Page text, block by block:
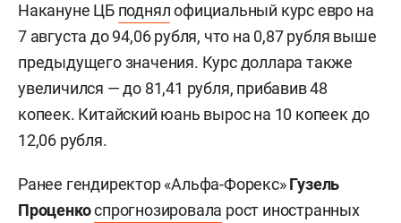
Накануне ЦБ поднялофициальный курс евро на
7 августа до 94,06 рубля, что на 0,87 рубля выше
предыдущего значения. Курс доллара также
увеличился — до 81,41 рубля, прибавив 48
копеек. Китайский юань вырос на 10 копеек до
12,06 рубля.
Ранее гендиректор «Альфа-Форекс»Гузель
Проценкоспрогнозировала рост иностранных